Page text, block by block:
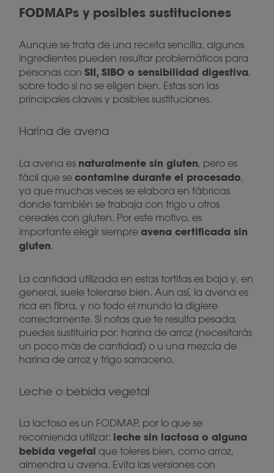
FODMAPs y posibles sustituciones
Aunque se trata de una receta sencilla, algunos
ingredientes pueden resultar problemáticos para
personas con SII, SIBO o sensibilidad digestiva,
sobre todo si no se eligen bien. Estas son las
principales claves y posibles sustituciones.
Harina de avena
La avena es naturalmente sin gluten, pero es
fácil que se contamine durante el procesado,
ya que muchas veces se elabora en fábricas
donde también se trabaja con trigo u otros
cereales con gluten. Por este motivo, es
importante elegir siempre avena certificada sin
gluten.
La cantidad utilizada en estas tortitas es baja y, en
general, suele tolerarse bien. Aun así, la avena es
rica en fibra, y no todo el mundo la digiere
correctamente. Si notas que te resulta pesada,
puedes sustituirla por: harina de arroz (necesitarás
un poco más de cantidad) o u una mezcla de
harina de arroz y trigo sarraceno.
Leche o bebida vegetal
La lactosa es un FODMAP, por lo que se
recomienda utilizar: leche sin lactosa o alguna
bebida vegetal que toleres bien, como arroz,
almendra u avena. Evita las versiones con